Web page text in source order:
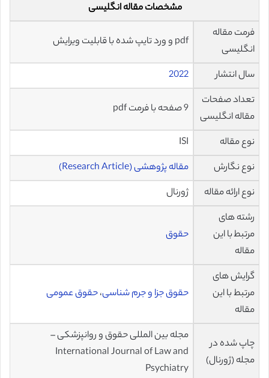
مشخصات مقاله انگلیسی
فرمت مقاله
انگلیسی
pdf و ورد تایپ شده با قابلیت ویرایش
سال انتشار
2022
تعداد صفحات
مقاله انگلیسی
9 صفحه با فرمت pdf
نوع مقاله
ISI
نوع نگارش
مقاله پژوهشی (Research Article)
نوع ارائه مقاله
ژورنال
رشته های
مرتبط با این
مقاله
حقوق
گرایش های
مرتبط با این
مقاله
حقوق جزا و جرم شناسی،حقوق عمومی
چاپ شده در
مجله (ژورنال)
مجله بین المللی حقوق و روانپزشکی –
International Journal of Law and
Psychiatry